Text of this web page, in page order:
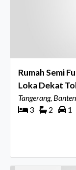
Rumah Semi
Loka Dekat
Tangerang, Banten
3
2 1